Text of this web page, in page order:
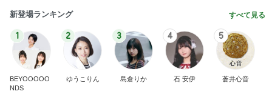
新登場ランキング すべて見る
1
BEYOOOOO
NDS
2
ゆうこりん
3
島倉りか
4
石 安伊
5
蒼井心音